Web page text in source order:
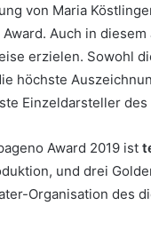
von Maria
Auch in
erzielen. Sowohl
höchste
Einzeldarsteller des
Award 2019 ist
und drei
Organisation des